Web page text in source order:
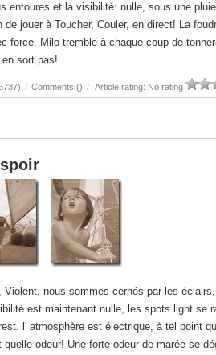
entoures et la visibilité: nulle, sous une
jouer à Toucher, Couler, en direct! La
force. Milo tremble à chaque coup de
sort pas!
/ Comments () / Article rating: No rating
nous sommes cernés par les
est maintenant nulle, les spots light se
l' atmosphère est électrique, à tel point
odeur! Une forte odeur de marée se